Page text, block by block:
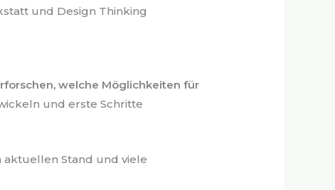
und Design Thinking
welche Möglichkeiten für
und erste Schritte
Stand und viele